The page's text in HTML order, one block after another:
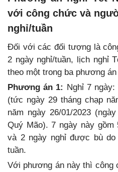
với công chức và
nghỉ/tuần
Đối với các đối tượng là
2 ngày nghỉ/tuần, lịch nghỉ
theo một trong ba phương
Phương án 1: Nghỉ 7
(tức ngày 29 tháng chạp
năm ngày 26/01/2023
Quý Mão). 7 ngày này gồm
và 2 ngày nghỉ được bù
tuần.
Với phương án này thì công